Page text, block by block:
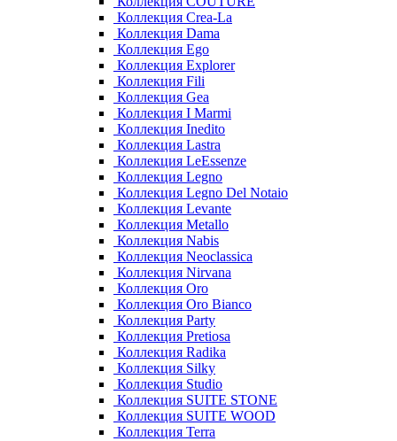
Коллекция Crea-La
Коллекция Dama
Коллекция Ego
Коллекция Explorer
Коллекция Fili
Коллекция Gea
Коллекция I Marmi
Коллекция Inedito
Коллекция Lastra
Коллекция LeEssenze
Коллекция Legno
Коллекция Legno Del Notaio
Коллекция Levante
Коллекция Metallo
Коллекция Nabis
Коллекция Neoclassica
Коллекция Nirvana
Коллекция Oro
Коллекция Oro Bianco
Коллекция Party
Коллекция Pretiosa
Коллекция Radika
Коллекция Silky
Коллекция Studio
Коллекция SUITE STONE
Коллекция SUITE WOOD
Коллекция Terra